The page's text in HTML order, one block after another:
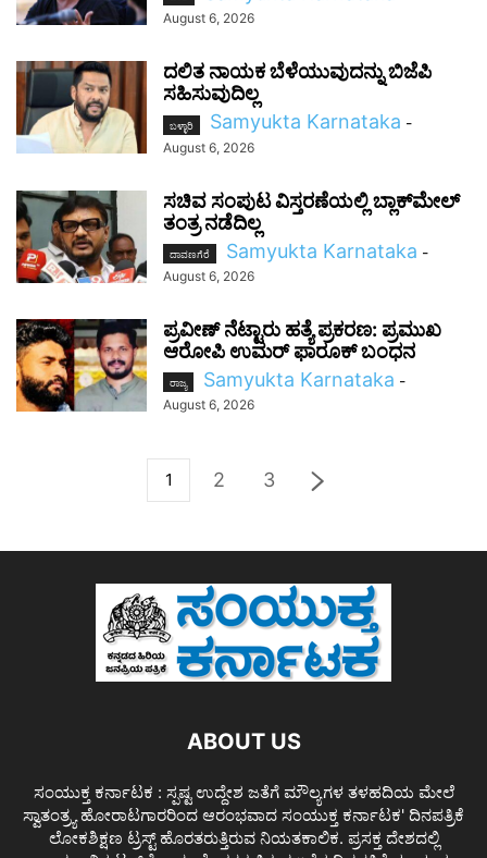
August 6, 2026
ದಲಿತ ನಾಯಕ ಬೆಳೆಯುವುದನ್ನು ಬಿಜೆಪಿ
ಸಹಿಸುವುದಿಲ್ಲ
ಬಳ್ಳಾರಿ Samyukta Karnataka -
August 6, 2026
ಸಚಿವ ಸಂಪುಟ ವಿಸ್ತರಣೆಯಲ್ಲಿ ಬ್ಲಾಕ್‌ಮೇಲ್
ತಂತ್ರ ನಡೆದಿಲ್ಲ
ದಾವಣಗೆರೆ Samyukta Karnataka -
August 6, 2026
ಪ್ರವೀಣ್ ನೆಟ್ಟಾರು ಹತ್ಯೆ ಪ್ರಕರಣ: ಪ್ರಮುಖ
ಆರೋಪಿ ಉಮರ್ ಫಾರೂಕ್ ಬಂಧನ
ರಾಜ್ಯ Samyukta Karnataka -
August 6, 2026
1 2 3
ABOUT US
ಸಂಯುಕ್ತ ಕರ್ನಾಟಕ : ಸ್ಪಷ್ಟ ಉದ್ದೇಶ ಜತೆಗೆ ಮೌಲ್ಯಗಳ ತಳಹದಿಯ ಮೇಲೆ
ಸ್ವಾತಂತ್ರ್ಯ ಹೋರಾಟಗಾರರಿಂದ ಆರಂಭವಾದ ಸಂಯುಕ್ತ ಕರ್ನಾಟಕ' ದಿನಪತ್ರಿಕೆ
ಲೋಕಶಿಕ್ಷಣ ಟ್ರಸ್ಟ್ ಹೊರತರುತ್ತಿರುವ ನಿಯತಕಾಲಿಕ. ಪ್ರಸಕ್ತ ದೇಶದಲ್ಲಿ